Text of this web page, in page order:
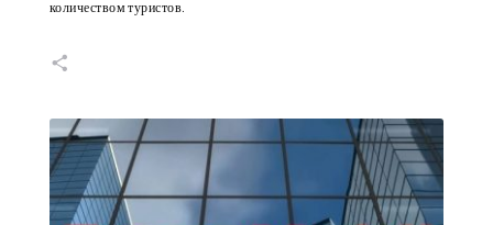
количеством туристов.